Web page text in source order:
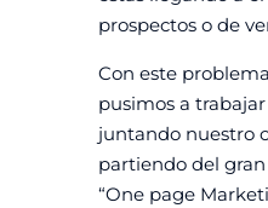
prospectos o de
Con este
pusimos a
juntando nuestro
partiendo del
“One page